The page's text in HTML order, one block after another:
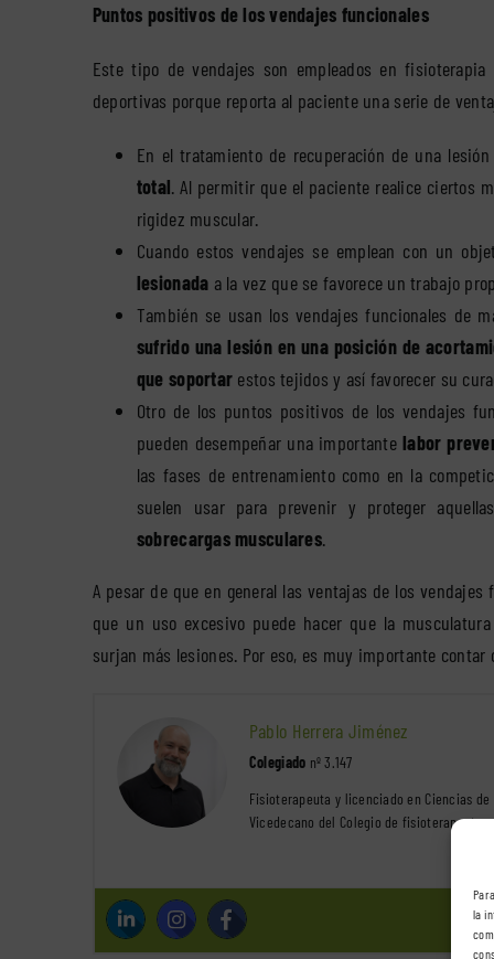
la
Puntos positivos de los vendajes funcionales
Este tipo de vendajes son empleados en
deportivas porque reporta al paciente una serie de
En el tratamiento de recuperación de una lesión
total. Al permitir que el paciente realice ciertos
rigidez muscular.
Cuando estos vendajes se emplean con un
lesionada a la vez que se favorece un trabajo
También se usan los vendajes funcionales de
sufrido una lesión en una posición de
que soportar estos tejidos y así favorecer su
Otro de los puntos positivos de los vendajes
pueden desempeñar una importante labor
las fases de entrenamiento como en la
suelen usar para prevenir y proteger
sobrecargas musculares.
A pesar de que en general las ventajas de los
que un uso excesivo puede hacer que la
surjan más lesiones. Por eso, es muy importante
Pablo Herrera Jiménez
Colegiado nº 3.147
Fisioterapeuta y licenciado en Ciencias
Vicedecano del Colegio de fisioterapeutas